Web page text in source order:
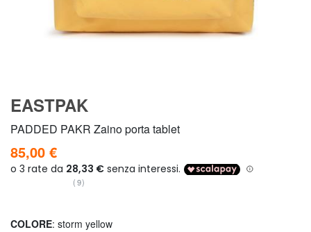
EASTPAK
PADDED PAKR Zaino porta tablet
85,00 €
(9)
COLORE: storm yellow